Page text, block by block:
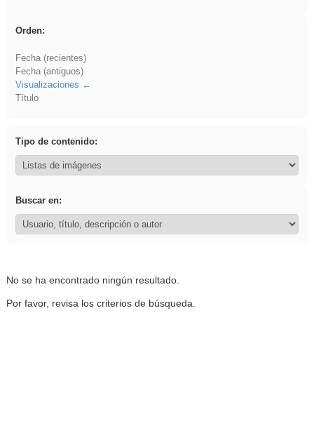
Orden:
Fecha (recientes)
Fecha (antiguos)
Visualizaciones
Título
Tipo de contenido:
Buscar en:
No se ha encontrado ningún resultado.
Por favor, revisa los criterios de búsqueda.